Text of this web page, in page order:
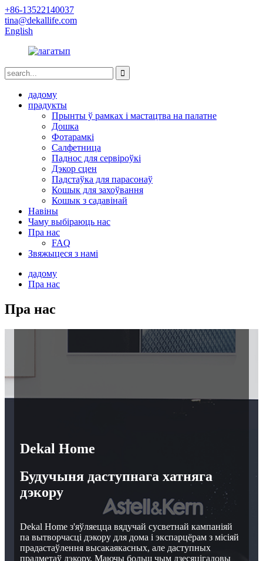
+86-13522140037
tina@dekallife.com
English
дадому
прадукты
Прынты ў рамках і мастацтва на палатне
Дошка
Фотарамкі
Салфетница
Паднос для сервіроўкі
Дэкор сцен
Падстаўка для парасонаў
Кошык для захоўвання
Кошык з садавінай
Навіны
Чаму выбіраюць нас
Пра нас
FAQ
Звяжыцеся з намі
дадому
Пра нас
Пра нас
Dekal Home
Будучыня даступнага хатняга
дэкору
Dekal Home з'яўляецца вядучай сусветнай кампаніяй
па вытворчасці дэкору для дома і экспарцёрам з місіяй
прадастаўлення высакаякасных, але даступных
прадметаў дэкору. Маючы больш чым дзесяцігадовы